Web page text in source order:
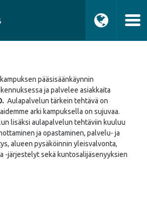
pääsisäänkäynnin
ja palvelee asiakkaita
Aulapalvelun tärkein tehtävä on
arki kampuksella on sujuvaa.
lisäksi aulapalvelun tehtäviin kuuluu
ja opastaminen, palvelu- ja
alueen pysäköinnin yleisvalvonta,
-järjestelyt sekä kuntosalijäsenyyksien